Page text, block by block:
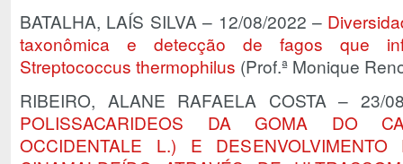
BATALHA, LAÍS SILVA – 12/08/2022 –
taxonômica e detecção de fagos que
Streptococcus thermophilus (Prof.ª Monique
RIBEIRO, ALANE RAFAELA COSTA – 23/
POLISSACARIDEOS DA GOMA DO
OCCIDENTALE L.) E